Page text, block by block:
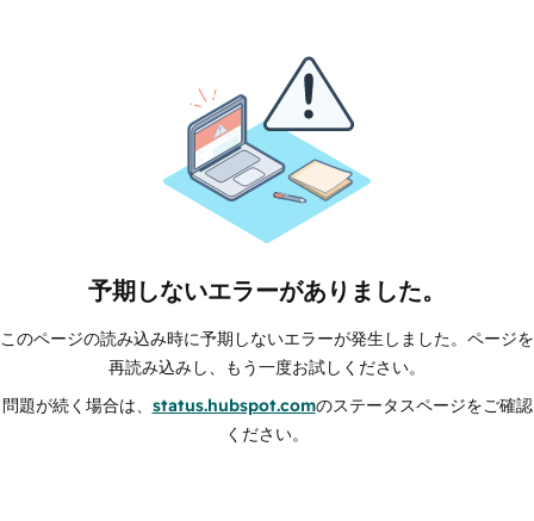
予期しないエラーがありました。
このページの読み込み時に予期しないエラーが発生しました。ページを
再読み込みし、もう一度お試しください。
問題が続く場合は、 status.hubspot.comのステータスページをご確認
ください。